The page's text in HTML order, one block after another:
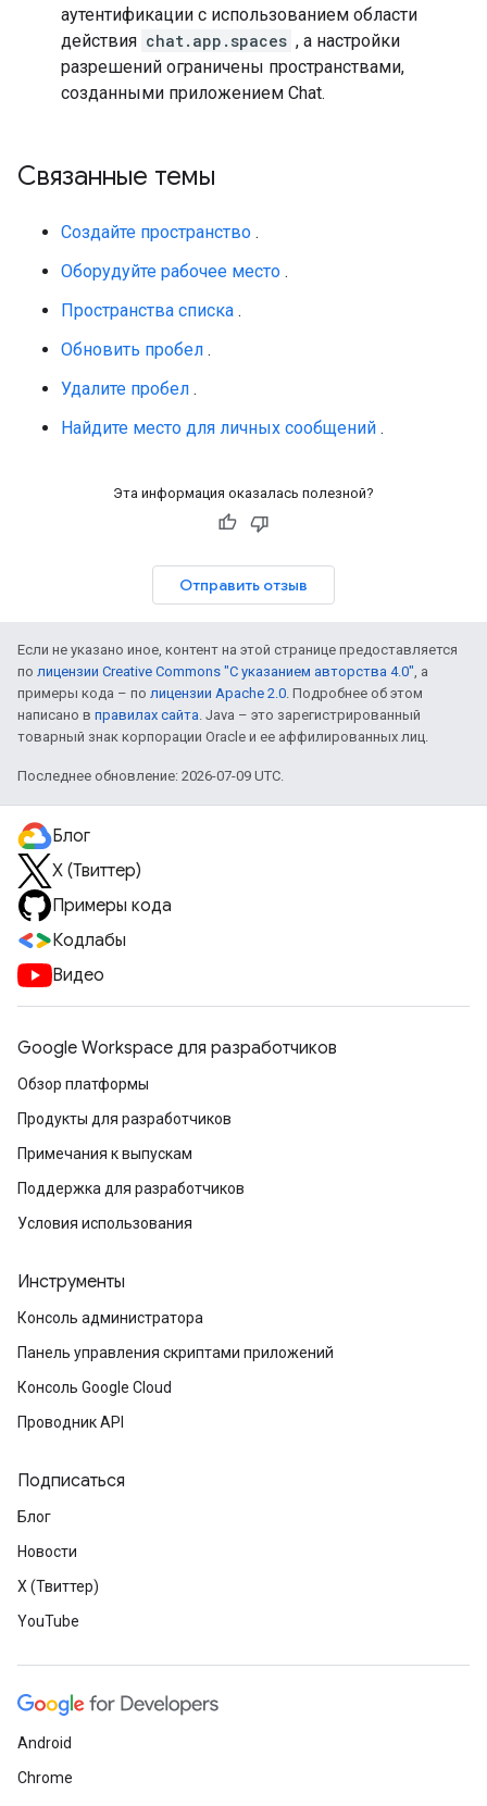
аутентификации с использованием области
действия chat.app.spaces , а настройки
разрешений ограничены пространствами,
созданными приложением Chat.
Связанные темы
Создайте пространство .
Оборудуйте рабочее место .
Пространства списка .
Обновить пробел .
Удалите пробел .
Найдите место для личных сообщений .
Эта информация оказалась полезной?
Отправить отзыв
Если не указано иное, контент на этой странице предоставляется
по лицензии Creative Commons "С указанием авторства 4.0", а
примеры кода – по лицензии Apache 2.0. Подробнее об этом
написано в правилах сайта. Java – это зарегистрированный
товарный знак корпорации Oracle и ее аффилированных лиц.
Последнее обновление: 2026-07-09 UTC.
Блог
X (Твиттер)
Примеры кода
Кодлабы
Видео
Google Workspace для разработчиков
Обзор платформы
Продукты для разработчиков
Примечания к выпускам
Поддержка для разработчиков
Условия использования
Инструменты
Консоль администратора
Панель управления скриптами приложений
Консоль Google Cloud
Проводник API
Подписаться
Блог
Новости
X (Твиттер)
YouTube
Android
Chrome